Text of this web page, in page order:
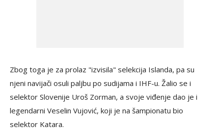
Zbog toga je za prolaz "izvisila" selekcija Islanda, pa su
njeni navijači osuli paljbu po sudijama i IHF-u. Žalio se i
selektor Slovenije Uroš Zorman, a svoje viđenje dao je i
legendarni Veselin Vujović, koji je na šampionatu bio
selektor Katara.